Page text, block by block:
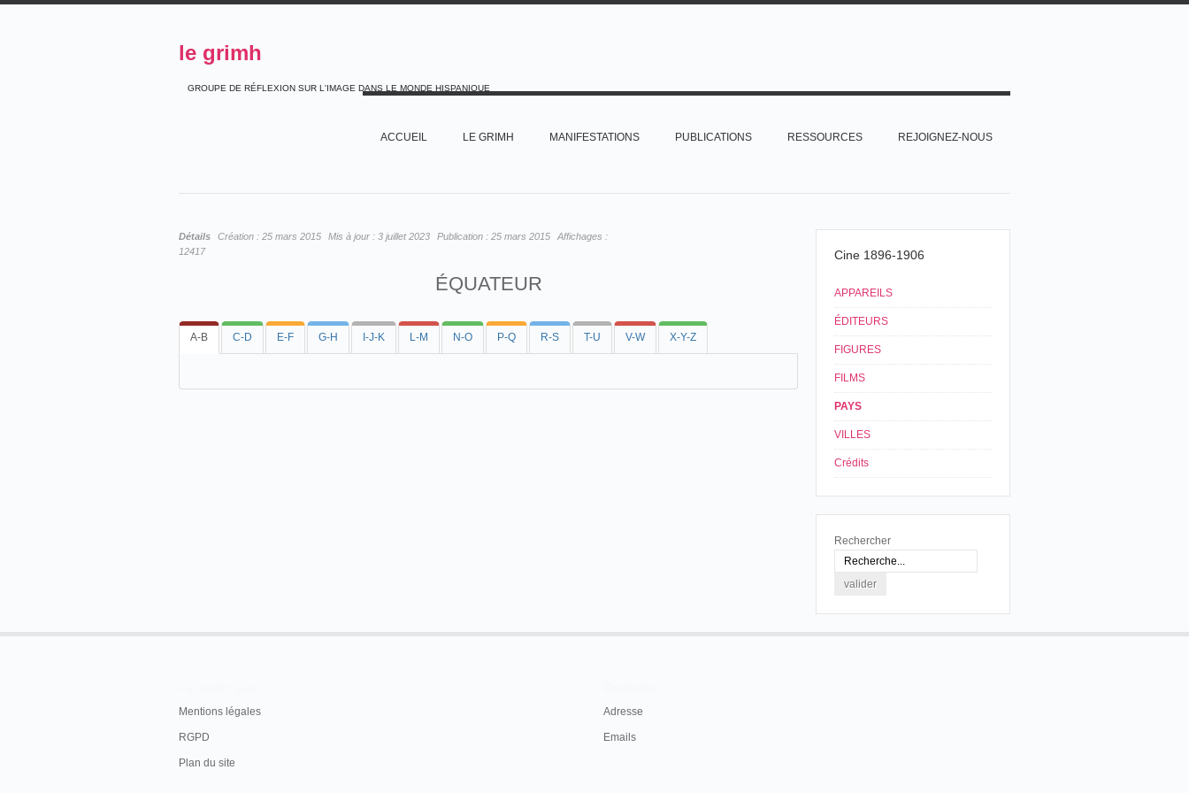
le grimh
GROUPE DE RÉFLEXION SUR L'IMAGE DANS LE MONDE HISPANIQUE
ACCUEIL LE GRIMH MANIFESTATIONS PUBLICATIONS RESSOURCES REJOIGNEZ-NOUS
Détails Création : 25 mars 2015 Mis à jour : 3 juillet 2023 Publication : 25 mars 2015
Affichages :
12417
ÉQUATEUR
A-B C-D E-F G-H I-J-K L-M N-O P-Q R-S T-U V-W X-Y-Z
Cine 1896-1906
APPAREILS
ÉDITEURS
FIGURES
FILMS
PAYS
VILLES
Crédits
Rechercher
Mentions légales
RGPD
Plan du site
Adresse
Emails